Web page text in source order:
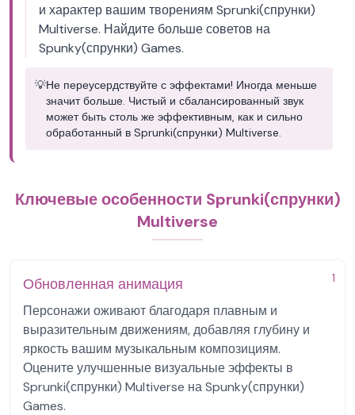
и характер вашим творениям Sprunki(спрунки)
Multiverse. Найдите больше советов на
Spunky(спрунки) Games.
💡Не переусердствуйте с эффектами! Иногда меньше
значит больше. Чистый и сбалансированный звук
может быть столь же эффективным, как и сильно
обработанный в Sprunki(спрунки) Multiverse.
Ключевые особенности Sprunki(спрунки)
Multiverse
1
Обновленная анимация
Персонажи оживают благодаря плавным и
выразительным движениям, добавляя глубину и
яркость вашим музыкальным композициям.
Оцените улучшенные визуальные эффекты в
Sprunki(спрунки) Multiverse на Spunky(спрунки)
Games.